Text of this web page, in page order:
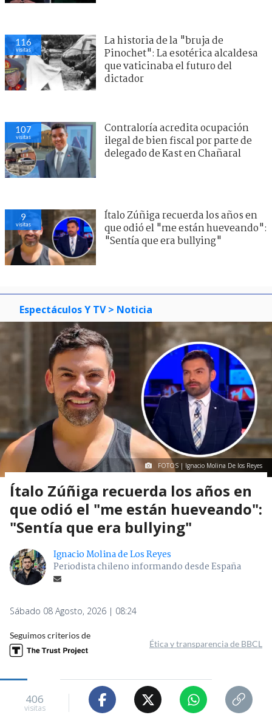
118
visitas
Contraloría acredita ocupación
ilegal de bien fiscal por parte de
delegado de Kast en Chañaral
83
visitas
Ítalo Zúñiga recuerda los años en
que odió el "me están hueveando":
"Sentía que era bullying"
Espectáculos Y TV> Noticia
FOTOS | Ignacio Molina De los Reyes
Ítalo Zúñiga recuerda los años en
que odió el "me están hueveando":
"Sentía que era bullying"
Ignacio Molina de Los Reyes
Sábado 08 Agosto, 2026 | 08:24
Seguimos criterios de
Ética y transparencia de BBCL
406